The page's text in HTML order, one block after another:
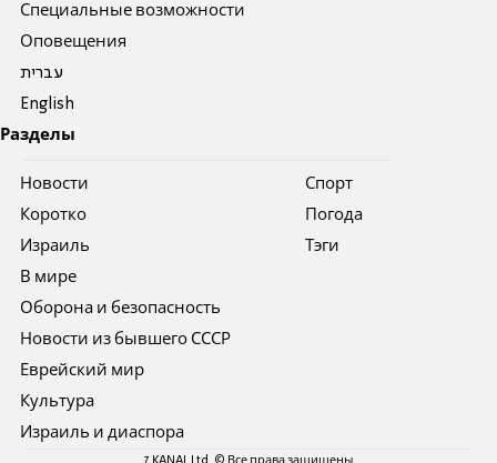
Специальные возможности
Оповещения
עברית
English
Разделы
Новости
Коротко
Израиль
В мире
Оборона и безопасность
Новости из бывшего СССР
Еврейский мир
Культура
Израиль и диаспора
Спорт
Погода
Тэги